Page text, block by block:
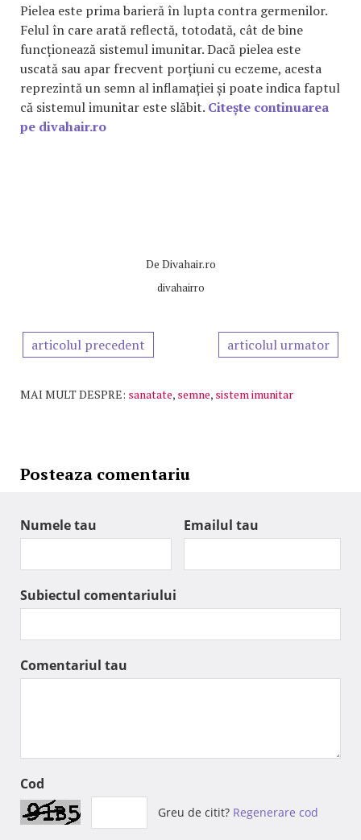
Pielea este prima barieră în lupta contra germenilor.
Felul în care arată reflectă, totodată, cât de bine
funcționează sistemul imunitar. Dacă pielea este
uscată sau apar frecvent porțiuni cu eczeme, acesta
reprezintă un semn al inflamației și poate indica faptul
că sistemul imunitar este slăbit. Citește continuarea
pe divahair.ro
De Divahair.ro
divahairro
articolul precedent articolul urmator
MAI MULT DESPRE: sanatate, semne, sistem imunitar
Posteaza comentariu
Numele tau Emailul tau
Subiectul comentariului
Comentariul tau
Cod
Greu de citit? Regenerare cod